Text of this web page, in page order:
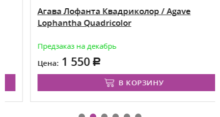
Агава Лофанта Квадриколор / Agave
Lophantha Quadricolor
Предзаказ на декабрь
Цена: 1 550
В КОРЗИНУ